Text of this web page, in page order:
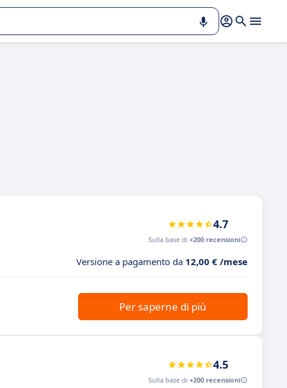
4.7
Sulla base di +200 recensioni
Versione a pagamento da 12,00 € /mese
Per saperne di più
4.5
Sulla base di +200 recensioni